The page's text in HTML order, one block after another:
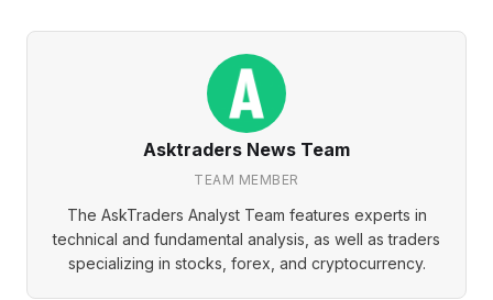
Asktraders News Team
TEAM MEMBER
The AskTraders Analyst Team features experts in
technical and fundamental analysis, as well as traders
specializing in stocks, forex, and cryptocurrency.